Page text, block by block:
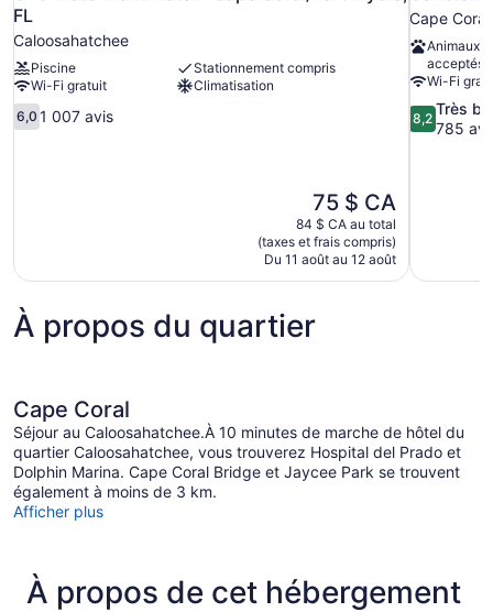
FL
Caloosahatchee
Piscine
Stationnement compris
Wi-Fi gratuit
Climatisation
6.0
sur
6,0 1 007 avis
Le
prix
est
de
75 $ CA
75 $ CA
84 $ CA au total
(taxes et frais compris)
Du 11 août au 12 août
Cape
Animaux
acceptés
Wi-Fi
8.2
sur
8,2
Très
785
À propos du quartier
Cape Coral
Séjour au Caloosahatchee.À 10 minutes de marche de hôtel du
quartier Caloosahatchee, vous trouverez Hospital del Prado et
Dolphin Marina. Cape Coral Bridge et Jaycee Park se trouvent
également à moins de 3 km.
Afficher plus
À propos de cet hébergement